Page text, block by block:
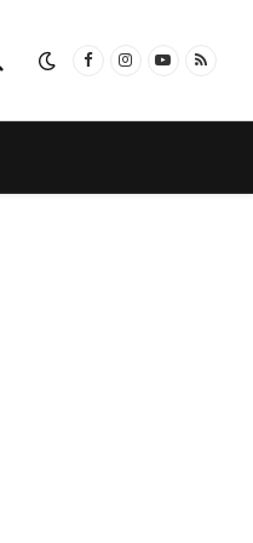
FacebookInstagram
YouTube
RSS